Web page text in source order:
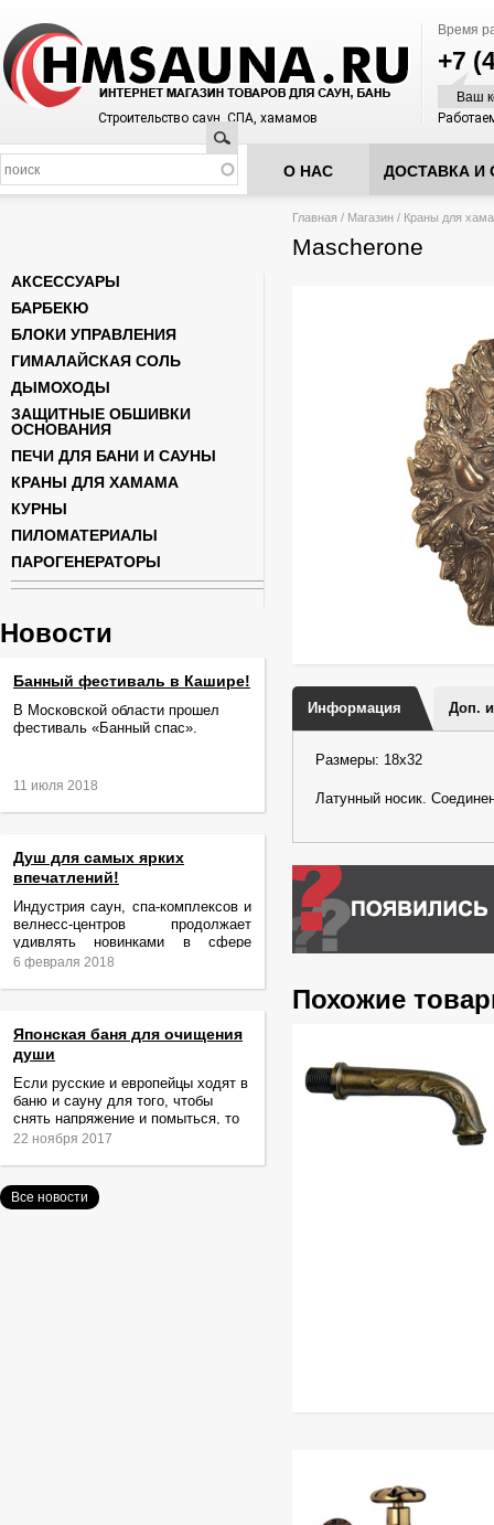
Время
+7
Ваш
Строительство саун, СПА, хамамов
Поиск
О НАС ДОСТАВКА И
Вы здесь
Главная / Магазин / Краны для
Mascherone
Информация Доп.
Размеры: 18х32
Латунный носик.
Похожие
АКСЕССУАРЫ
БАРБЕКЮ
БЛОКИ УПРАВЛЕНИЯ
ГИМАЛАЙСКАЯ СОЛЬ
ДЫМОХОДЫ
ЗАЩИТНЫЕ ОБШИВКИ
ОСНОВАНИЯ
ПЕЧИ ДЛЯ БАНИ И САУНЫ
КРАНЫ ДЛЯ ХАМАМА
КУРНЫ
ПИЛОМАТЕРИАЛЫ
ПАРОГЕНЕРАТОРЫ
Новости
Банный фестиваль в Кашире!
В Московской области прошел
фестиваль «Банный спас».
11 июля 2018
Душ для самых ярких
впечатлений!
Индустрия саун, спа-комплексов и
велнесс-центров продолжает
удивлять новинками в сфере
релаксации и ухода за телом.
6 февраля 2018
Японская баня для очищения
души
Если русские и европейцы ходят в
баню и сауну для того, чтобы
снять напряжение и помыться, то
жители Японии идут туда за
22 ноября 2017
Все новости